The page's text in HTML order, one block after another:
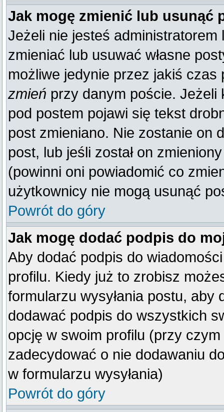
Jak mogę zmienić lub usunąć
Jeżeli nie jesteś
zmieniać lub usuwać własne
możliwe jedynie przez jakiś
zmień przy danym poście. Jeżeli
pod postem pojawi się tekst
post zmieniano. Nie zostanie on
post, lub jeśli został on
(powinni oni powiadomić co
użytkownicy nie mogą usunąć
Powrót do góry
Jak mogę dodać podpis do
Aby dodać podpis do
profilu. Kiedy już to zrobisz
formularzu wysyłania postu,
dodawać podpis do wszystkich
opcję w swoim profilu (przy
zadecydować o nie dodawaniu
w formularzu wysyłania)
Powrót do góry